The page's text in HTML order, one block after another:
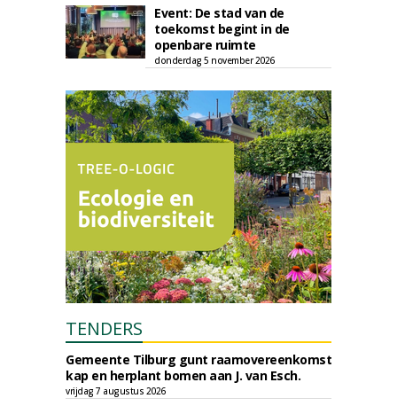
Event: De stad van de
toekomst begint in de
openbare ruimte
donderdag 5 november 2026
TENDERS
Gemeente Tilburg gunt raamovereenkomst
kap en herplant bomen aan J. van Esch.
vrijdag 7 augustus 2026